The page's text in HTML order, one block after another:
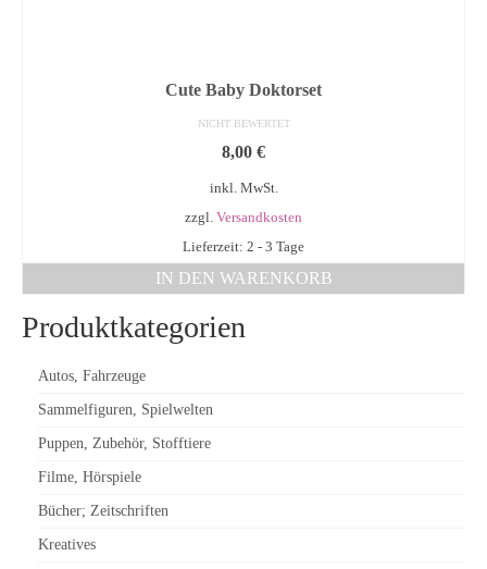
Cute Baby Doktorset
NICHT BEWERTET
8,00 €
inkl. MwSt.
zzgl. Versandkosten
Lieferzeit: 2 - 3 Tage
IN DEN WARENKORB
Produktkategorien
Autos, Fahrzeuge
Sammelfiguren, Spielwelten
Puppen, Zubehör, Stofftiere
Filme, Hörspiele
Bücher; Zeitschriften
Kreatives